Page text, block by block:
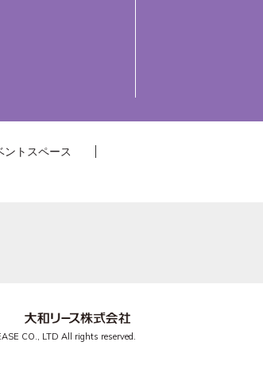
ントスペース
CO., LTD All rights reserved.